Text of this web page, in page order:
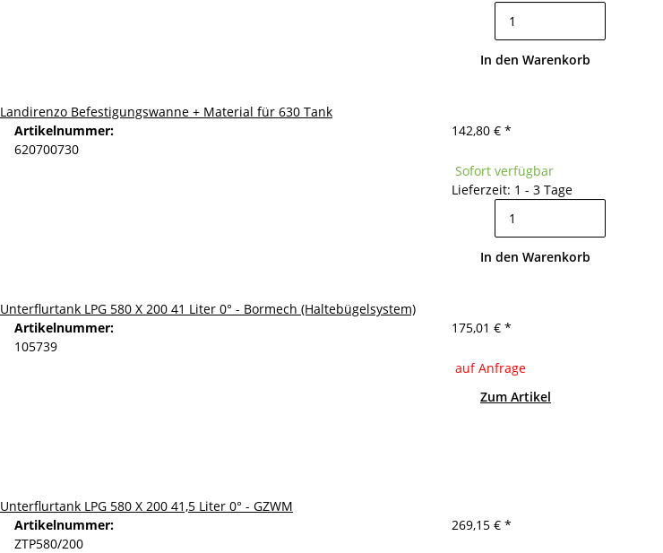
In den Warenkorb
Landirenzo Befestigungswanne + Material für 630 Tank
Artikelnummer:
620700730
142,80 € *
Sofort verfügbar
Lieferzeit: 1 - 3 Tage
In den Warenkorb
Unterflurtank LPG 580 X 200 41 Liter 0° - Bormech (Haltebügelsystem)
Artikelnummer:
105739
175,01 € *
auf Anfrage
Zum Artikel
Unterflurtank LPG 580 X 200 41,5 Liter 0° - GZWM
Artikelnummer:
ZTP580/200
269,15 € *